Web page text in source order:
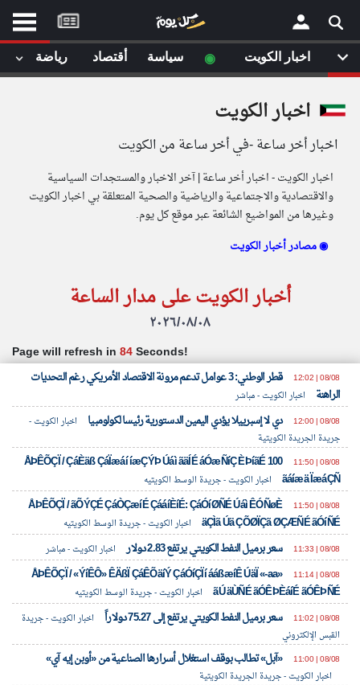
أخر أخبار الوطن العربي
من نحن
مصادر الأخبار
تغيير الدولة
اخبار الكويت على مدار الساعة
أهم اخبار الكويت العاجلة والمباشرة
×
المقالات
الموجوده
هنا عن
وجهة
نظر
كاتبيها.
اخبار الكويت
اخبار أخر ساعة -في أخر ساعة من الكويت
اخبار الكويت - اخبار أخر ساعة | آخر الاخبار والمستجدات السياسية
والاقتصادية والاجتماعية والرياضية والصحية المتعلقة بي اخبار الكويت
وغيرها من المواضيع الشائعة عبر موقع كل يوم.
مصادر أخبار الكويت ◉
أخبار الكويت على مدار الساعة
٢٠٢٦/٠٨/٠٨
Page will refresh in83Seconds!
08/08 | 12:02
قطر الوطني: 3 عوامل تدعم مرونة الاقتصاد الأمريكي رغم التحديات
الراهنة
اخبار الكويت - مباشر
08/08 | 12:00
دي لا إسبرييلا يؤدي اليمين الدستورية رئيسا لكولومبيا
اخبار الكويت -
جريدة الجريدة الكويتية
08/08 | 11:50
ÅÞÊÕÇÏ / ÇáÈäß ÇáÏæáí íæÇÝÞ Úáì ãäÍÉ áÓæÑíÇ ÈÞíãÉ 100
ãáíæä ÏæáÇÑ
اخبار الكويت - جريدة الوسط الكويتيه
08/08 | 11:50
ÅÞÊÕÇÏ / ãÕÝÇÉ ÇáÒÇæíÉ ÇááíÈíÉ: ÇáÓíØÑÉ Úáì ÊÓÑøÈ
äÇÌã Úä ÇÕØÏÇã ØÇÆÑÉ ãÓíÑÉ
اخبار الكويت - جريدة الوسط الكويتيه
08/08 | 11:33
سعر برميل النفط الكويتي يرتفع 2.83 دولار
اخبار الكويت - مباشر
08/08 | 11:14
ÅÞÊÕÇÏ / «ÝíÊÔ» ÊÄßÏ ÇáÊÕäíÝ ÇáÓíÇÏí ááßæíÊ ÚäÏ «-aa»
ãÚ äÙÑÉ ãÓÊÞÈáíÉ ãÓÊÞÑÉ
اخبار الكويت - جريدة الوسط الكويتيه
08/08 | 11:02
سعر برميل النفط الكويتي يرتفع إلى 75.27 دولاراً
اخبار الكويت - جريدة
القبس الإلكتروني
08/08 | 11:00
«آبل» تطالب بوقف استغلال أسرارها الصناعية من «أوبن إيه آي»
اخبار الكويت - جريدة الجريدة الكويتية
اخبار الكويت ◉ سياسة أقتصاد رياضة
موقع
كل
يوم
klyoum.com